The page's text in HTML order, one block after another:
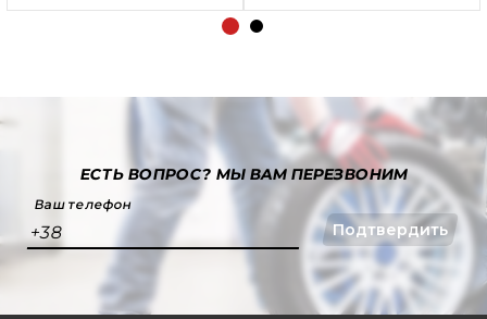
ЕСТЬ ВОПРОС?МЫ ВАМ ПЕРЕЗВОНИМ
Ваш телефон
+38 Подтвердить